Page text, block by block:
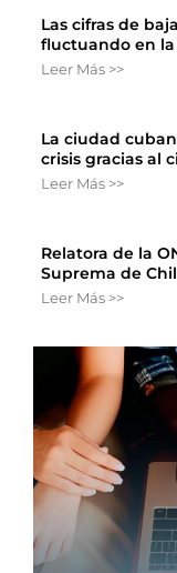
Las cifras de
fluctuando en
Leer Más >>
La ciudad
crisis gracias al
Leer Más >>
Relatora de la
Suprema de
Leer Más >>